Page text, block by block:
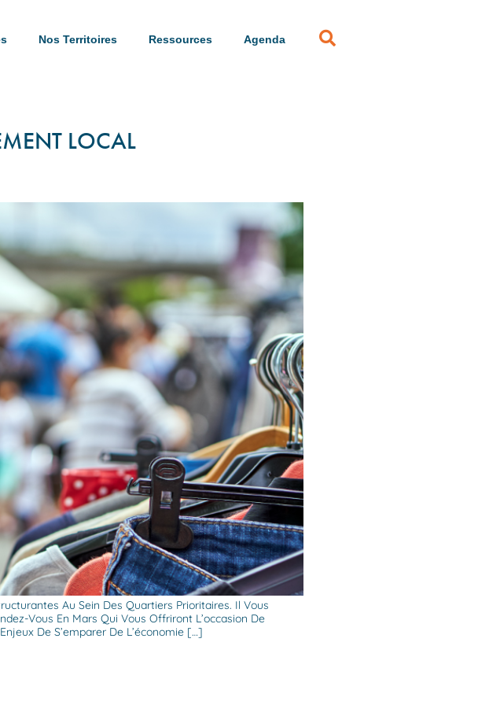
Nos Territoires Ressources Agenda
LOCAL
Au Sein Des Quartiers Prioritaires. Il Vous
Vous En Mars Qui Vous Offriront L’occasion De
De S’emparer De L’économie […]